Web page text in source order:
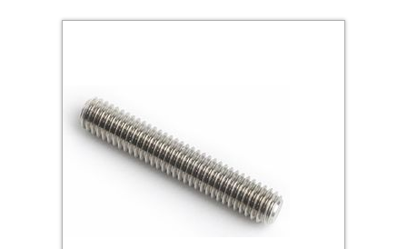
Заклепки (Гайки-Заклепки)
Инструмент
Крюки, кольца с метрической резьбой